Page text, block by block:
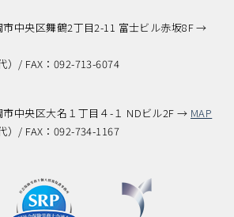
市中央区舞鶴2丁目2-11 富士ビル赤坂8F →
）/ FAX：092-713-6074
市中央区大名１丁目４-１ NDビル2F → MAP
）/ FAX：092-734-1167